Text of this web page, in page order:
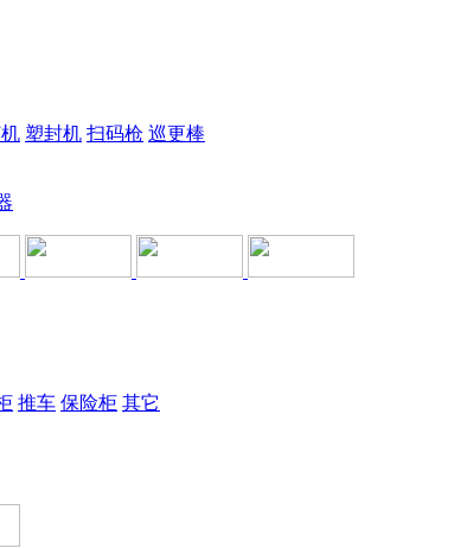
塑封机 扫码枪 巡更棒
推车 保险柜 其它